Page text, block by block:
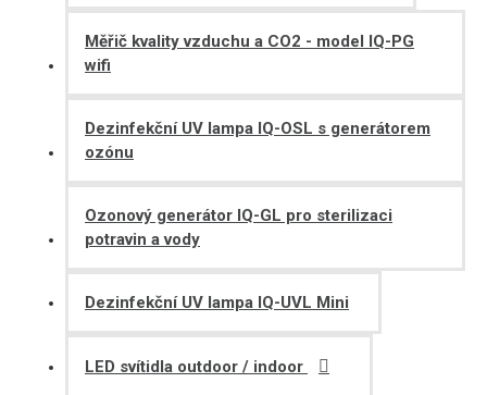
Měřič kvality vzduchu a CO2 - model IQ-PG
wifi
Dezinfekční UV lampa IQ-OSL s generátorem
ozónu
Ozonový generátor IQ-GL pro sterilizaci
potravin a vody
Dezinfekční UV lampa IQ-UVL Mini
LED svítidla outdoor / indoor